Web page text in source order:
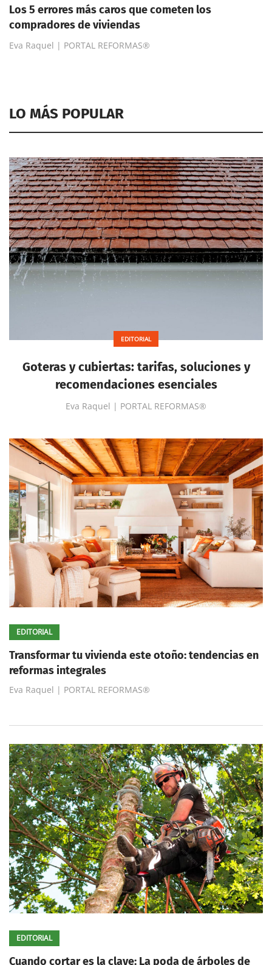
Los 5 errores más caros que cometen los
compradores de viviendas
Eva Raquel | PORTAL REFORMAS®
LO MÁS POPULAR
EDITORIAL
Goteras y cubiertas: tarifas, soluciones y
recomendaciones esenciales
Eva Raquel | PORTAL REFORMAS®
EDITORIAL
Transformar tu vivienda este otoño: tendencias en
reformas integrales
Eva Raquel | PORTAL REFORMAS®
EDITORIAL
Cuando cortar es la clave: La poda de árboles de